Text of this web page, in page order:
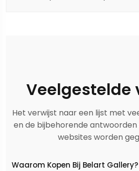
Veelgestelde
Het verwijst naar een lijst met
en de bijbehorende antwoorden
websites worden
Waarom Kopen Bij Belart Gallery?